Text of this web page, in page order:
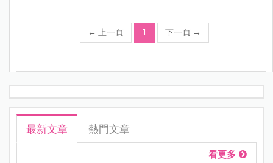
← 上一頁 1 下一頁 →
最新文章 熱門文章
看更多